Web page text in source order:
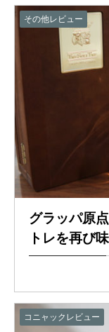
その他レビュー
グラッパ原
トレを再び
コニャックレビュー